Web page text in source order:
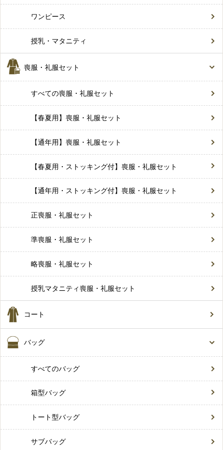
ワンピース
授乳・マタニティ
喪服・礼服セット
すべての喪服・礼服セット
【春夏用】喪服・礼服セット
【通年用】喪服・礼服セット
【春夏用・ストッキング付】喪服・礼服セット
【通年用・ストッキング付】喪服・礼服セット
正喪服・礼服セット
準喪服・礼服セット
略喪服・礼服セット
授乳マタニティ喪服・礼服セット
コート
バッグ
すべてのバッグ
箱型バッグ
トート型バッグ
サブバッグ